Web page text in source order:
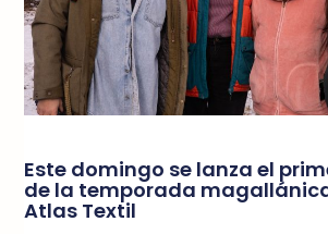
Este domingo se lanza el
de la temporada
Atlas Textil